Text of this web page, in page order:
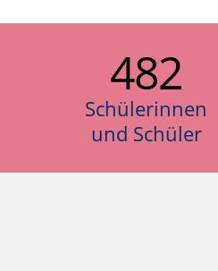
482
Schülerinnen
und Schüler